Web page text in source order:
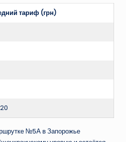
тариф (грн)
№5А в Запорожье